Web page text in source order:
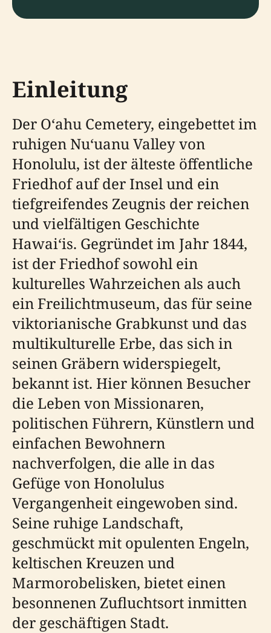
Einleitung
Der Oʻahu Cemetery, eingebettet im
ruhigen Nuʻuanu Valley von
Honolulu, ist der älteste öffentliche
Friedhof auf der Insel und ein
tiefgreifendes Zeugnis der reichen
und vielfältigen Geschichte
Hawaiʻis. Gegründet im Jahr 1844,
ist der Friedhof sowohl ein
kulturelles Wahrzeichen als auch
ein Freilichtmuseum, das für seine
viktorianische Grabkunst und das
multikulturelle Erbe, das sich in
seinen Gräbern widerspiegelt,
bekannt ist. Hier können Besucher
die Leben von Missionaren,
politischen Führern, Künstlern und
einfachen Bewohnern
nachverfolgen, die alle in das
Gefüge von Honolulus
Vergangenheit eingewoben sind.
Seine ruhige Landschaft,
geschmückt mit opulenten Engeln,
keltischen Kreuzen und
Marmorobelisken, bietet einen
besonnenen Zufluchtsort inmitten
der geschäftigen Stadt.